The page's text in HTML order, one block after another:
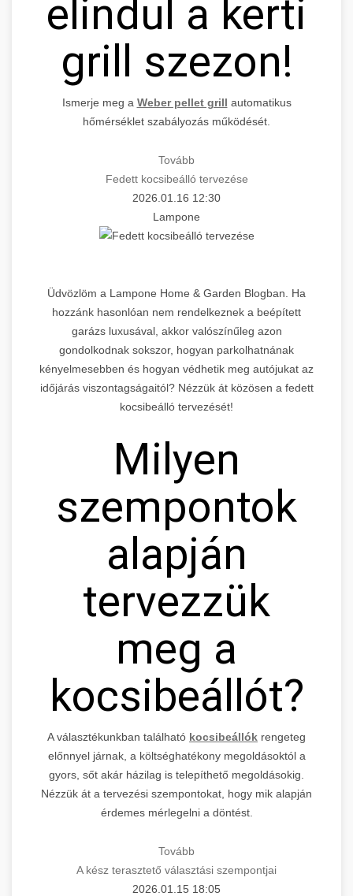
elindul a kerti
grill szezon!
Ismerje meg a Weber pellet grill automatikus
hőmérséklet szabályozás működését.
Tovább
Fedett kocsibeálló tervezése
2026.01.16 12:30
Lampone
Üdvözlöm a Lampone Home & Garden Blogban. Ha
hozzánk hasonlóan nem rendelkeznek a beépített
garázs luxusával, akkor valószínűleg azon
gondolkodnak sokszor, hogyan parkolhatnának
kényelmesebben és hogyan védhetik meg autójukat az
időjárás viszontagságaitól? Nézzük át közösen a fedett
kocsibeálló tervezését!
Milyen
szempontok
alapján
tervezzük
meg a
kocsibeállót?
A választékunkban található kocsibeállók rengeteg
előnnyel járnak, a költséghatékony megoldásoktól a
gyors, sőt akár házilag is telepíthető megoldásokig.
Nézzük át a tervezési szempontokat, hogy mik alapján
érdemes mérlegelni a döntést.
Tovább
A kész terasztető választási szempontjai
2026.01.15 18:05